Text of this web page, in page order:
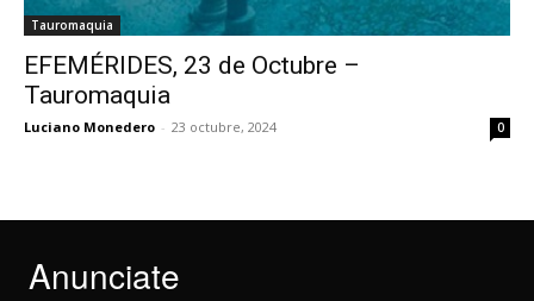
Tauromaquia
EFEMÉRIDES, 23 de Octubre –
Tauromaquia
Luciano Monedero - 23 octubre, 2024 0
Anunciate